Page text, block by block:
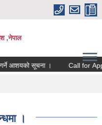
,नेपाल
आशयको सूचना । Call for
।